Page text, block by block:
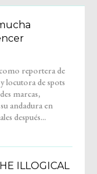
después...
ILLOGICAL